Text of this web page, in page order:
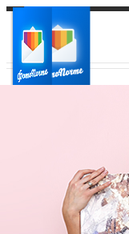
Ваш регион доставки
Выберите из списка: